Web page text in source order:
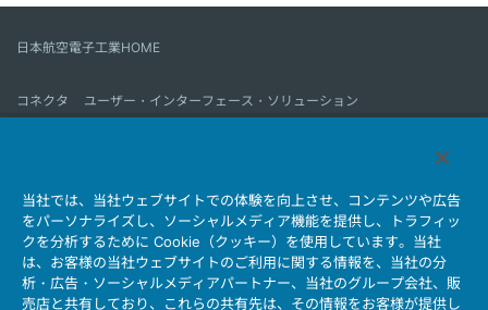
日本航空電子工業HOME
コネクタ
ユーザー・インターフェース・ソリューション
会社情報 サステナビリティ IR情報 採用情報
会社情報新着一覧
製品情報新着一覧
サイトマップ お問い合わせ
当社では、当社ウェブサイトでの体験を向上させ、コンテンツや広告
をパーソナライズし、ソーシャルメディア機能を提供し、トラフィッ
クを分析するために Cookie（クッキー）を使用しています。当社
は、お客様の当社ウェブサイトのご利用に関する情報を、当社の分
析・広告・ソーシャルメディアパートナー、当社のグループ会社、販
売店と共有しており、これらの共有先は、その情報をお客様が提供し